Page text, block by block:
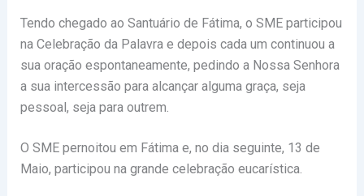
Tendo chegado ao Santuário de Fátima, o SME participou
na Celebração da Palavra e depois cada um continuou a
sua oração espontaneamente, pedindo a Nossa Senhora
a sua intercessão para alcançar alguma graça, seja
pessoal, seja para outrem.
O SME pernoitou em Fátima e, no dia seguinte, 13 de
Maio, participou na grande celebração eucarística.